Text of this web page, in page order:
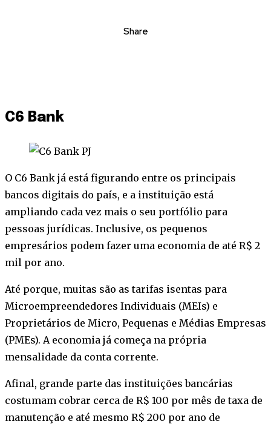
Share
C6 Bank
O C6 Bank já está figurando entre os principais
bancos digitais do país, e a instituição está
ampliando cada vez mais o seu portfólio para
pessoas jurídicas. Inclusive, os pequenos
empresários podem fazer uma economia de até R$ 2
mil por ano.
Até porque, muitas são as tarifas isentas para
Microempreendedores Individuais (MEIs) e
Proprietários de Micro, Pequenas e Médias Empresas
(PMEs). A economia já começa na própria
mensalidade da conta corrente.
Afinal, grande parte das instituições bancárias
costumam cobrar cerca de R$ 100 por mês de taxa de
manutenção e até mesmo R$ 200 por ano de